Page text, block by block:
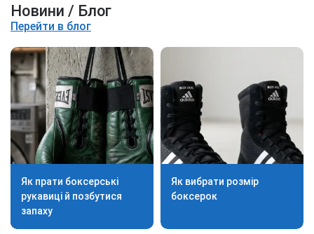
Новини / Блог
Перейти в блог
Як прати боксерські
рукавиці й позбутися
запаху
Як вибрати розмір
боксерок